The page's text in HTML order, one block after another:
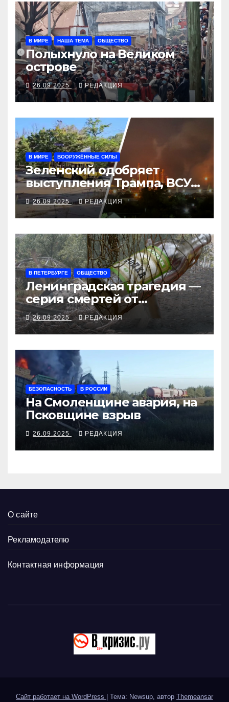
В МИРЕ НАША ТЕМА ОБЩЕСТВО
Полыхнуло на Великом
острове
26.09.2025 РЕДАКЦИЯ
В МИРЕ ВООРУЖЁННЫЕ СИЛЫ
Зеленский одобряет
выступления Трампа, ВСУ
закрыли Добропольский
рубеж
26.09.2025 РЕДАКЦИЯ
В ПЕТЕРБУРГЕ ОБЩЕСТВО
Ленинградская трагедия —
серия смертей от
алкосуррогата
26.09.2025 РЕДАКЦИЯ
БЕЗОПАСНОСТЬ В РОССИИ
На Смоленщине авария, на
Псковщине взрыв
26.09.2025 РЕДАКЦИЯ
О сайте
Рекламодателю
Контактная информация
Сайт работает на WordPress Тема: Newsup, автор Themeansar